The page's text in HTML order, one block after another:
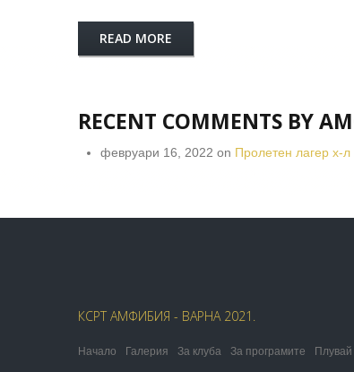
READ MORE
RECENT COMMENTS
февруари 16, 2022 on Пролетен лагер х-
КСРТ АМФИБИЯ - ВАРНА 2021.
Начало Галерия За клуба За програмите Плувай